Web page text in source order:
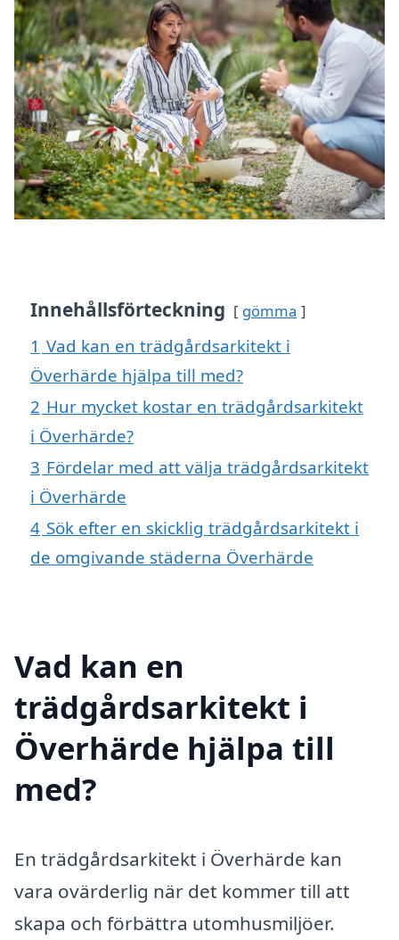
Innehållsförteckning gömma
1 Vad kan en trädgårdsarkitekt i
Överhärde hjälpa till med?
2 Hur mycket kostar en trädgårdsarkitekt
i Överhärde?
3 Fördelar med att välja trädgårdsarkitekt
i Överhärde
4 Sök efter en skicklig trädgårdsarkitekt i
de omgivande städerna Överhärde
Vad kan en
trädgårdsarkitekt i
Överhärde hjälpa till
med?
En trädgårdsarkitekt i Överhärde kan
vara ovärderlig när det kommer till att
skapa och förbättra utomhusmiljöer.